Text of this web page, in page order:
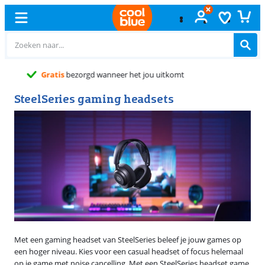
Gratisruilen
SteelSeries gaming headsets
Met een gaming headset van SteelSeries beleef je jouw games op
een hoger niveau. Kies voor een casual headset of focus helemaal